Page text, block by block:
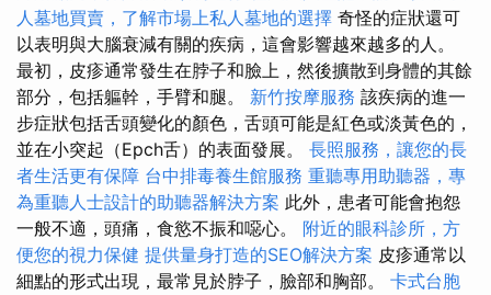
人墓地買賣，了解市場上私人墓地的選擇 奇怪的症狀還可
以表明與大腦衰減有關的疾病，這會影響越來越多的人。
最初，皮疹通常發生在脖子和臉上，然後擴散到身體的其餘
部分，包括軀幹，手臂和腿。 新竹按摩服務 該疾病的進一
步症狀包括舌頭變化的顏色，舌頭可能是紅色或淡黃色的，
並在小突起（Epch舌）的表面發展。 長照服務，讓您的長
者生活更有保障 台中排毒養生館服務 重聽專用助聽器，專
為重聽人士設計的助聽器解決方案 此外，患者可能會抱怨
一般不適，頭痛，食慾不振和噁心。 附近的眼科診所，方
便您的視力保健 提供量身打造的SEO解決方案 皮疹通常以
細點的形式出現，最常見於脖子，臉部和胸部。 卡式台胞